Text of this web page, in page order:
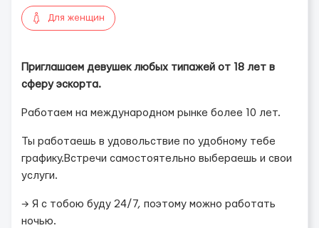
Для женщин
Приглашаем девушек любых типажей от 18 лет в
сферу эскорта.
Работаем на международном рынке более 10 лет.
Ты работаешь в удовольствие по удобному тебе
графику.Встречи самостоятельно выбераешь и свои
услуги.
→ Я с тобою буду 24/7, поэтому можно работать
ночью.